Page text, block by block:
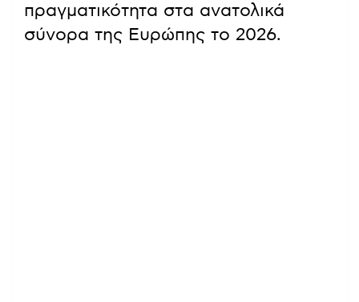
πραγματικότητα στα ανατολικά
σύνορα της Ευρώπης το 2026.